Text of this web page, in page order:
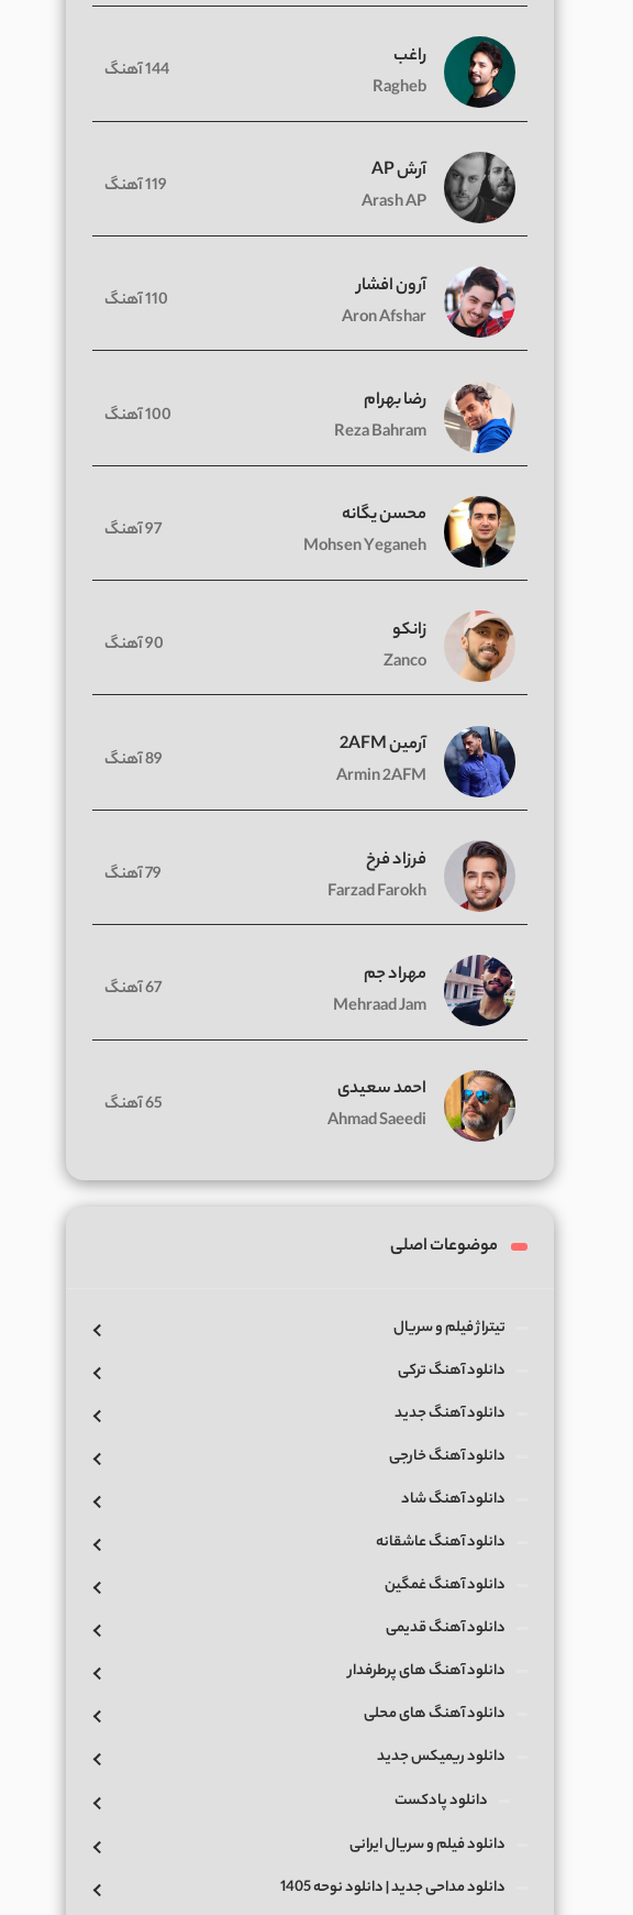
راغب
Ragheb
144 آهنگ
آرش AP
Arash AP
119 آهنگ
آرون افشار
Aron Afshar
110 آهنگ
رضا بهرام
Reza Bahram
100 آهنگ
محسن یگانه
Mohsen Yeganeh
97 آهنگ
زانکو
Zanco
90 آهنگ
آرمین 2AFM
Armin 2AFM
89 آهنگ
فرزاد فرخ
Farzad Farokh
79 آهنگ
مهراد جم
Mehraad Jam
67 آهنگ
احمد سعیدی
Ahmad Saeedi
65 آهنگ
موضوعات اصلی
تیتراژ فیلم و سریال
دانلود آهنگ ترکی
دانلود آهنگ جدید
دانلود آهنگ خارجی
دانلود آهنگ شاد
دانلود آهنگ عاشقانه
دانلود آهنگ غمگین
دانلود آهنگ قدیمی
دانلود آهنگ های پرطرفدار
دانلود آهنگ های محلی
دانلود ریمیکس جدید
دانلود پادکست
دانلود فیلم و سریال ایرانی
دانلود مداحی جدید | دانلود نوحه 1405